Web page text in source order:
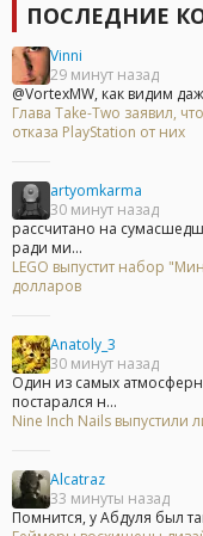
ПОСЛЕДНИЕ
Vinni
29 минут назад
@VortexMW, как видим
Глава Take-Two заявил,
отказа PlayStation от них
artyomkarma
30 минут назад
рассчитано на
ради ми...
LEGO выпустит набор
долларов
Anatoly_3
30 минут назад
Один из самых
постарался н...
Nine Inch Nails
Alcatraz
33 минуты назад
Помнится, у Абдуля был